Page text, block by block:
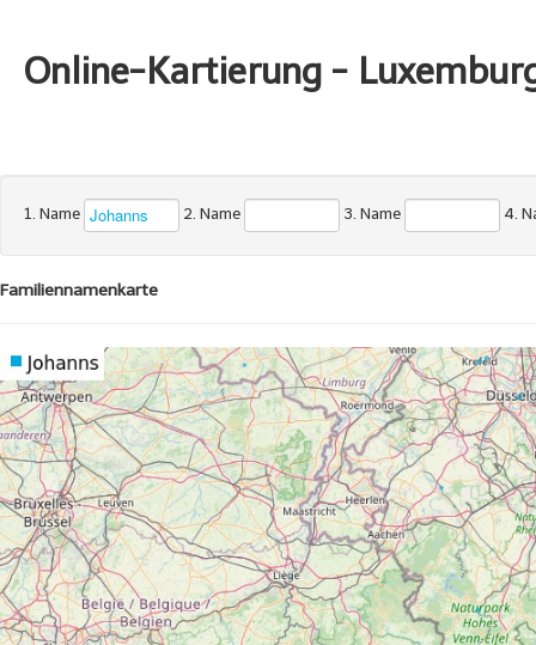
Online-Kartierung -
1. Name 2. Name 3. Name 4.
Familiennamenkarte